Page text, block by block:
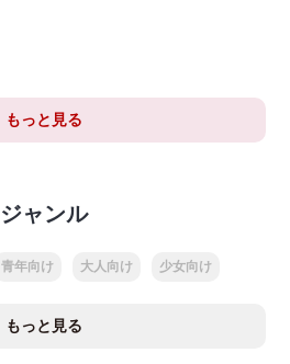
もっと見る
ジャンル
青年向け 大人向け 少女向け
もっと見る